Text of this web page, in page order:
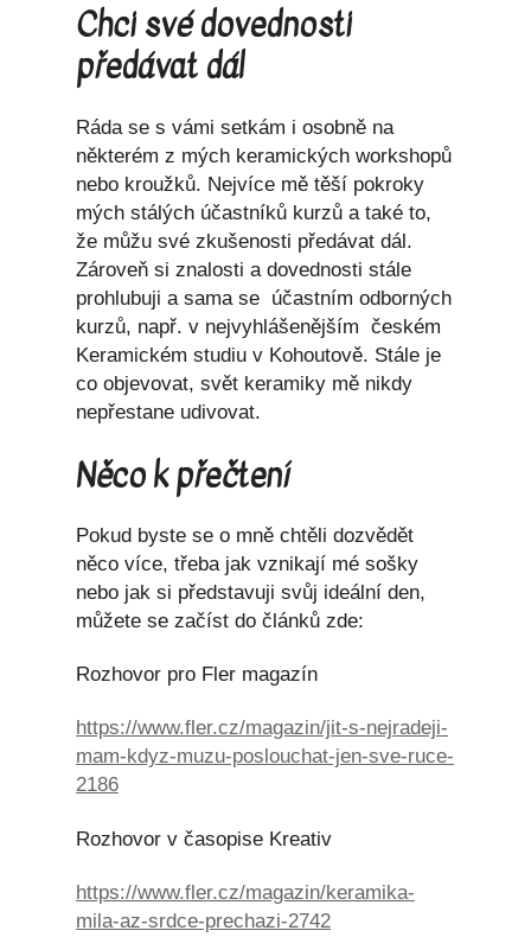
Chci své dovednosti
předávat dál
Ráda se s vámi setkám i osobně na
některém z mých keramických workshopů
nebo kroužků. Nejvíce mě těší pokroky
mých stálých účastníků kurzů a také to,
že můžu své zkušenosti předávat dál.
Zároveň si znalosti a dovednosti stále
prohlubuji a sama se účastním odborných
kurzů, např. v nejvyhlášenějším českém
Keramickém studiu v Kohoutově. Stále je
co objevovat, svět keramiky mě nikdy
nepřestane udivovat.
Něco k přečtení
Pokud byste se o mně chtěli dozvědět
něco více, třeba jak vznikají mé sošky
nebo jak si představuji svůj ideální den,
můžete se začíst do článků zde:
Rozhovor pro Fler magazín
https://www.fler.cz/magazin/jit-s-nejradeji-
mam-kdyz-muzu-poslouchat-jen-sve-ruce-
2186
Rozhovor v časopise Kreativ
https://www.fler.cz/magazin/keramika-
mila-az-srdce-prechazi-2742